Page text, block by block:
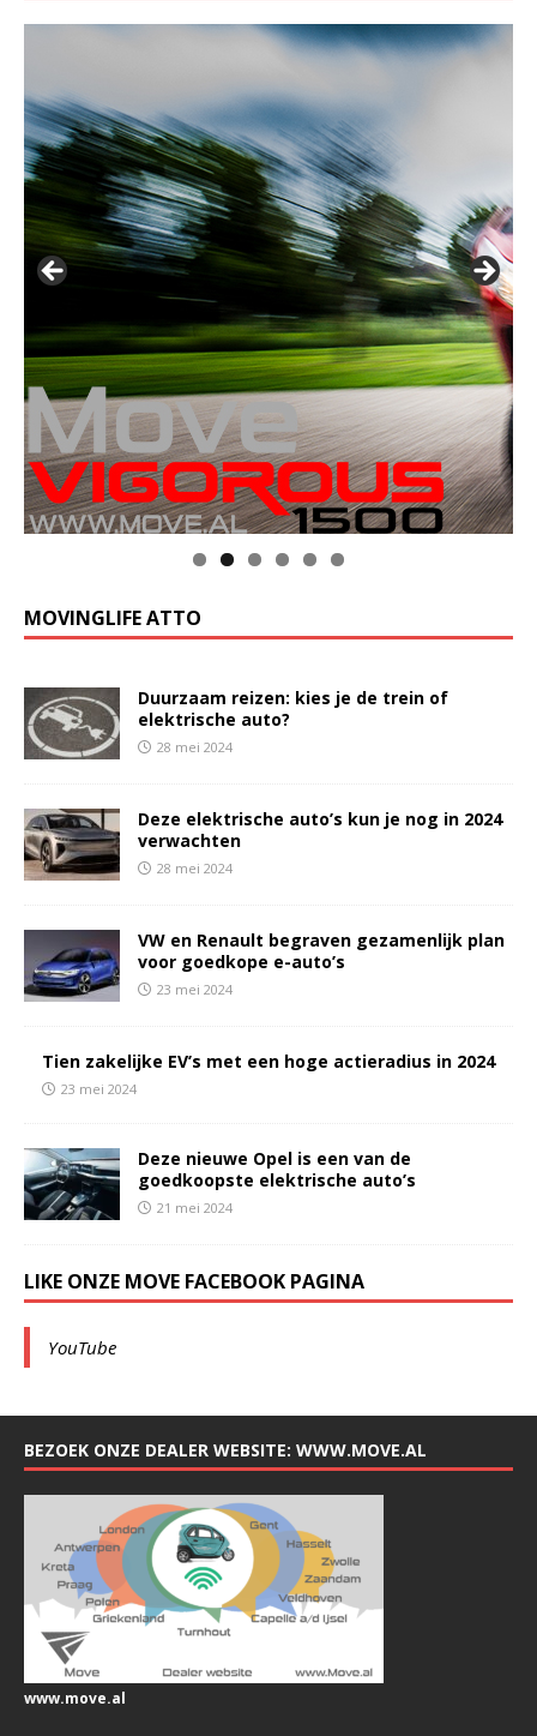
MOVINGLIFE ATTO
Duurzaam reizen: kies je de trein of
elektrische auto?
28 mei 2024
Deze elektrische auto’s kun je nog in 2024
verwachten
28 mei 2024
VW en Renault begraven gezamenlijk plan
voor goedkope e-auto’s
23 mei 2024
Tien zakelijke EV’s met een hoge actieradius in 2024
23 mei 2024
Deze nieuwe Opel is een van de
goedkoopste elektrische auto’s
21 mei 2024
LIKE ONZE MOVE FACEBOOK PAGINA
YouTube
BEZOEK ONZE DEALER WEBSITE: WWW.MOVE.AL
www.move.al